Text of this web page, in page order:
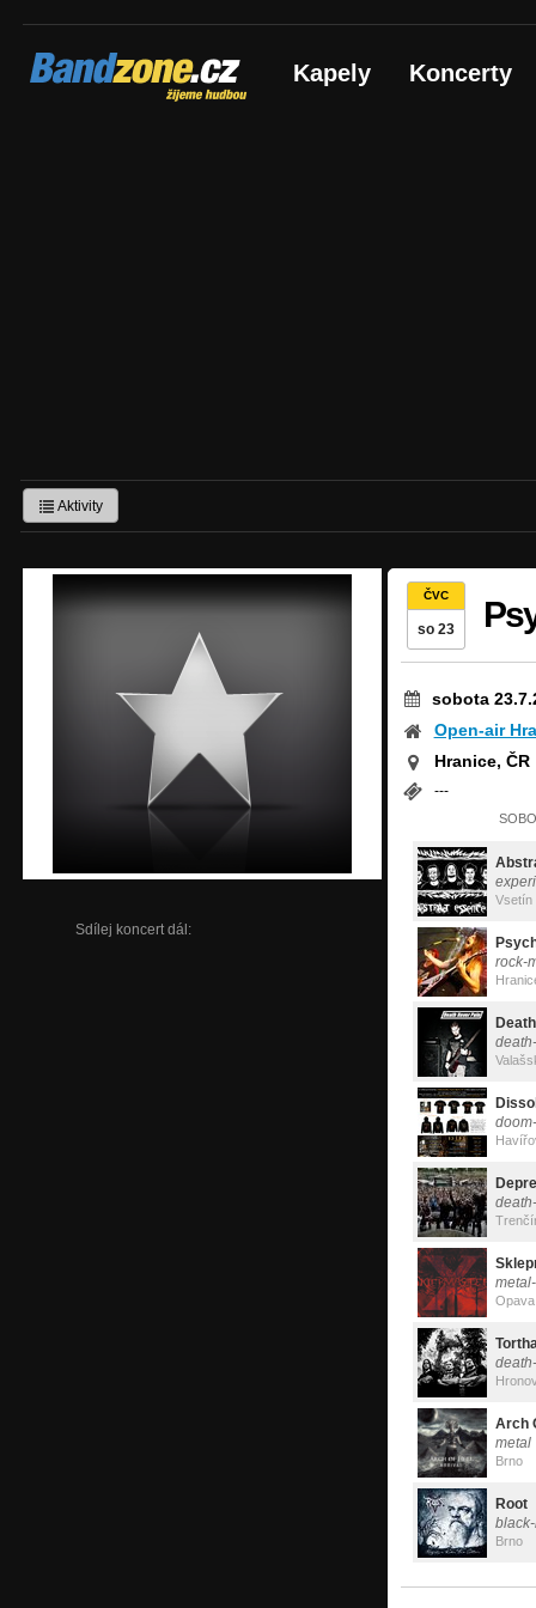
Bandzone.cz
žijeme hudbou Kapely Koncerty
Aktivity
Sdílej koncert dál:
ČVC
so 23
sobota
Open-air
Hranice, ČR
---
Vsetín
rock-
Opava
Arch
metal
Brno
Root
Brno